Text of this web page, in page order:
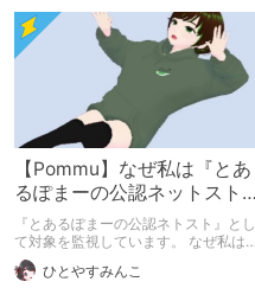
【Pommu】なぜ私は『とあ
るぽまーの公認ネットスト
ーカー』になったのか【出
会い編】
『とあるぽまーの公認ネトスト』とし
て対象を監視しています。 なぜ私は
このような行動をとるに至ったのか。
これまでのあゆみを振り返ります。
ひとやすみんこ